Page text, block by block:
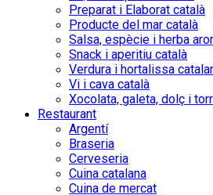
Preparat i Elaborat català
Producte del mar català
Salsa, espècie i herba
Snack i aperitiu català
Verdura i hortalissa
Vi i cava català
Xocolata, galeta, dolç i
Restaurant
Argentí
Braseria
Cerveseria
Cuina catalana
Cuina de mercat